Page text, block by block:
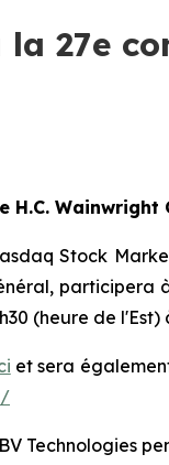
27e
H.C.
Stock
(heure de l'Est)
et sera
Technologies